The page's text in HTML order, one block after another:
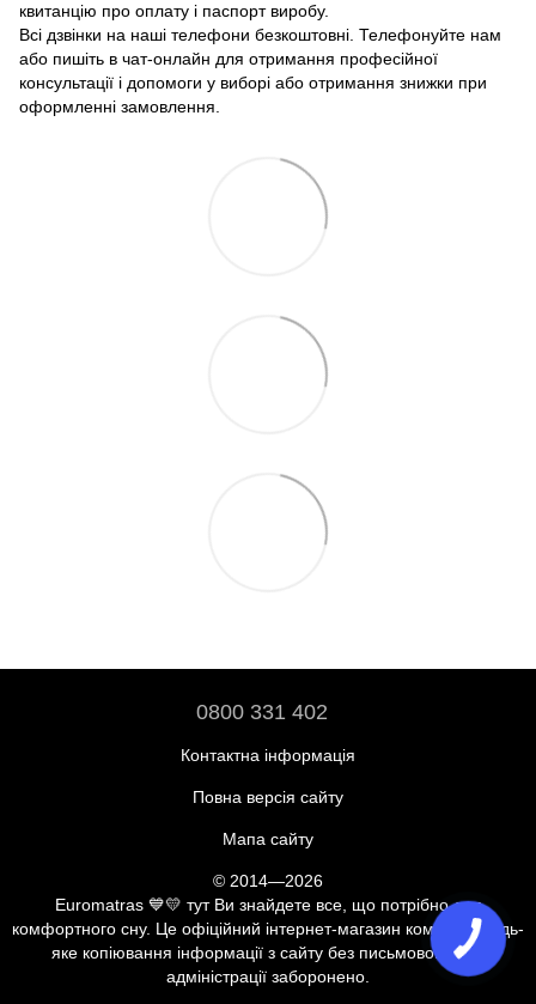
квитанцію про оплату і паспорт виробу.
Всі дзвінки на наші телефони безкоштовні. Телефонуйте нам
або пишіть в чат-онлайн для отримання професійної
консультації і допомоги у виборі або отримання знижки при
оформленні замовлення.
0800 331 402
Контактна інформація
Повна версія сайту
Мапа сайту
© 2014—2026
Euromatras 💙💛 тут Ви знайдете все, що потрібно для
комфортного сну. Це офіційний інтернет-магазин компанії. Будь-
яке копіювання інформації з сайту без письмової згоди
адміністрації заборонено.